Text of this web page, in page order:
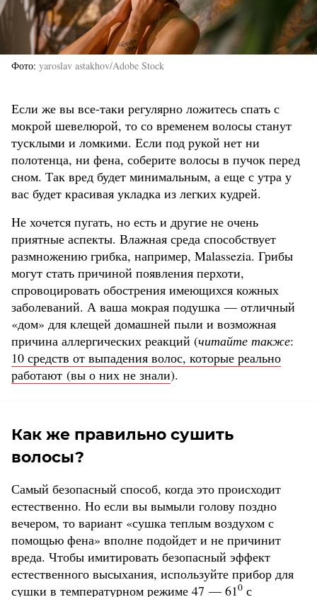
Фото yaroslav astakhov/Adobe Stock
Если же вы все-таки регулярно ложитесь спать с
мокрой шевелюрой, то со временем волосы станут
тусклыми и ломкими. Если под рукой нет ни
полотенца, ни фена, соберите волосы в пучок перед
сном. Так вред будет минимальным, а еще с утра у
вас будет красивая укладка из легких кудрей.
Не хочется пугать, но есть и другие не очень
приятные аспекты. Влажная среда способствует
размножению грибка, например, Malassezia. Грибы
могут стать причиной появления перхоти,
спровоцировать обострения имеющихся кожных
заболеваний. А ваша мокрая подушка — отличный
«дом» для клещей домашней пыли и возможная
причина аллергических реакций (читайте также:
10 средств от выпадения волос, которые реально
работают (вы о них не знали).
Как же правильно сушить
волосы?
Самый безопасный способ, когда это происходит
естественно. Но если вы вымыли голову поздно
вечером, то вариант «сушка теплым воздухом с
помощью фена» вполне подойдет и не причинит
вреда. Чтобы имитировать безопасный эффект
естественного высыхания, используйте прибор для
сушки в температурном режиме 47 — 610 с